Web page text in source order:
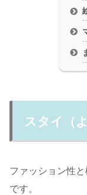
スタイ（
ファッション性
です。